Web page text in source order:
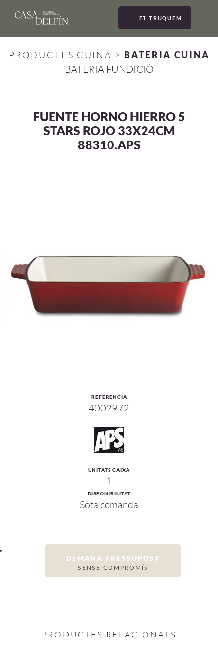
ET TRUQUEM
PRODUCTES CUINA > BATERIA CUINA
BATERIA FUNDICIÓ
FUENTE HORNO HIERRO 5
STARS ROJO 33X24CM
88310.APS
REFERÈNCIA
4002972
UNITATS CAIXA
1
DISPONIBILITAT
Sota comanda
DEMANA PRESSUPOST
SENSE COMPROMÍS
PRODUCTES RELACIONATS